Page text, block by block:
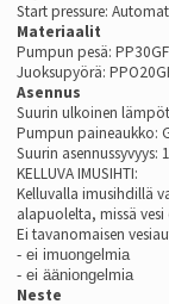
Start pressure:
Materiaalit
Pumpun pesä: PP30GF
Juoksupyörä:
Asennus
Suurin ulkoinen
Pumpun paineaukko:
Suurin asennussyvyys:
KELLUVA IMUSIHTI:
Kelluvalla imusihdillä
alapuolelta, missä
Ei tavanomaisen
- ei imuongelmia
- ei ääniongelmia
Neste